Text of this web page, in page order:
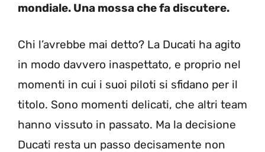
mondiale. Una mossa che fa discutere.
Chi l’avrebbe mai detto? La Ducati ha agito
in modo davvero inaspettato, e proprio nel
momenti in cui i suoi piloti si sfidano per il
titolo. Sono momenti delicati, che altri team
hanno vissuto in passato. Ma la decisione
Ducati resta un passo decisamente non